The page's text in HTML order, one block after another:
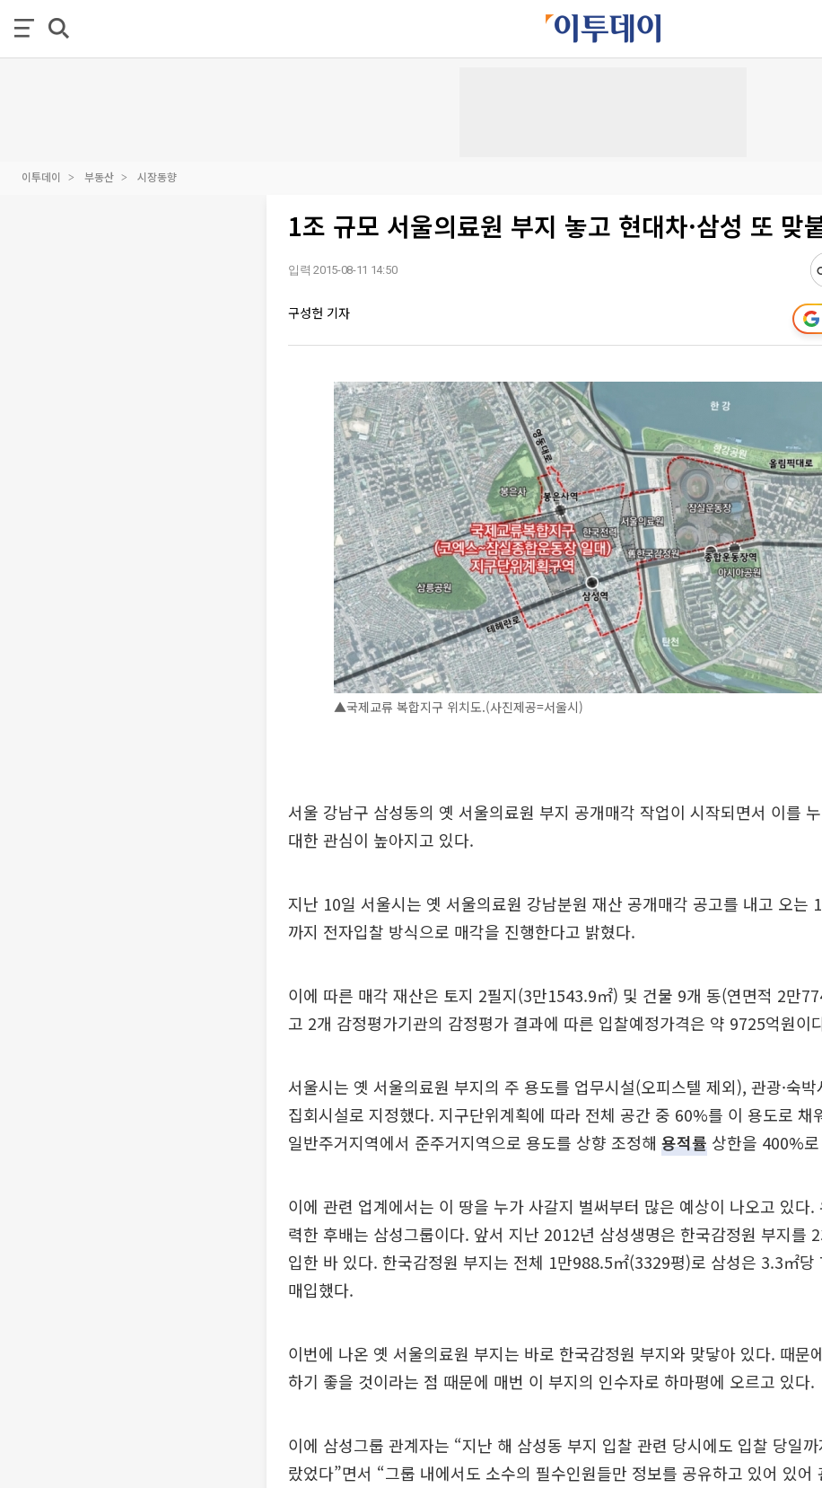
이투데이 부동산 시장동향
1조 규모 서울의료원 부지 놓고 현대차·삼성 또 맞
입력 2015-08-11 14:50
구성헌 기자
▲국제교류 복합지구 위치도.(사진제공=서울시)
서울 강남구 삼성동의 옛 서울의료원 부지 공개매각 작업이 시작되면서 이를
대한 관심이 높아지고 있다.
지난 10일 서울시는 옛 서울의료원 강남분원 재산 공개매각 공고를 내고 오는
까지 전자입찰 방식으로 매각을 진행한다고 밝혔다.
이에 따른 매각 재산은 토지 2필지(3만1543.9㎡) 및 건물 9개 동(연면적 2만
고 2개 감정평가기관의 감정평가 결과에 따른 입찰예정가격은 약 9725억원이
서울시는 옛 서울의료원 부지의 주 용도를 업무시설(오피스텔 제외), 관광·숙박
집회시설로 지정했다. 지구단위계획에 따라 전체 공간 중 60%를 이 용도로 채
일반주거지역에서 준주거지역으로 용도를 상향 조정해 용적률 상한을 400%
이에 관련 업계에서는 이 땅을 누가 사갈지 벌써부터 많은 예상이 나오고 있다.
력한 후배는 삼성그룹이다. 앞서 지난 2012년 삼성생명은 한국감정원 부지를
입한 바 있다. 한국감정원 부지는 전체 1만988.5㎡(3329평)로 삼성은 3.3㎡당
매입했다.
이번에 나온 옛 서울의료원 부지는 바로 한국감정원 부지와 맞닿아 있다. 때문
하기 좋을 것이라는 점 때문에 매번 이 부지의 인수자로 하마평에 오르고 있다.
이에 삼성그룹 관계자는 “지난 해 삼성동 부지 입찰 관련 당시에도 입찰 당일
랐었다”면서 “그룹 내에서도 소수의 필수인원들만 정보를 공유하고 있어 있어